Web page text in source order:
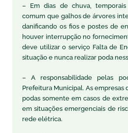
– Em dias de chuva,
comum que galhos de árvores
danificando os fios e postes de
houver interrupção no
deve utilizar o serviço Falta de
situação e nunca realizar poda
– A responsabilidade pelas
Prefeitura Municipal. As empresas
podas somente em casos de
em situações emergenciais de
rede elétrica.